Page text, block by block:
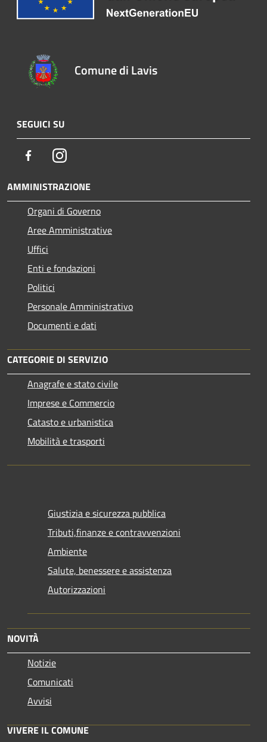
Comune di Lavis
SEGUICI SU
FacebookInstagram
AMMINISTRAZIONE
Organi di Governo
Aree Amministrative
Uffici
Enti e fondazioni
Politici
Personale Amministrativo
Documenti e dati
CATEGORIE DI SERVIZIO
Anagrafe e stato civile
Imprese e Commercio
Catasto e urbanistica
Mobilità e trasporti
Giustizia e sicurezza pubblica
Tributi,finanze e contravvenzioni
Ambiente
Salute, benessere e assistenza
Autorizzazioni
NOVITÀ
Notizie
Comunicati
Avvisi
VIVERE IL COMUNE